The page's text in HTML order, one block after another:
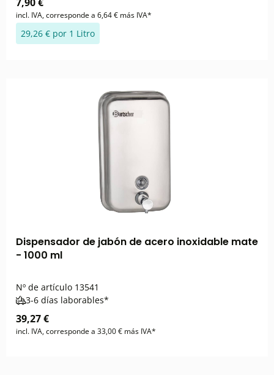
incl. IVA, corresponde a 6,64 € más IVA*
29,26 € por 1 Litro
Dispensador de jabón de acero inoxidable mate
- 1000 ml
Nº de artículo 13541
3-6 días laborables*
39,27 €
incl. IVA, corresponde a 33,00 € más IVA*